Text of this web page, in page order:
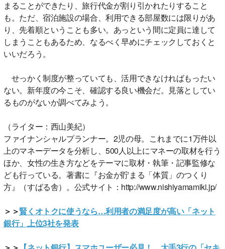
まることができたり、旅行代金が割り引かれたりすること
も。ただ、宿泊施設の場合、利用できる部屋数には限りがあ
り、先着順ということも多い。あっという間に定員に達して
しまうこともあるため、なるべく早めにチェックしておくと
いいだろう。
せっかく制度が整っていても、活用できなければもったい
ない。新年度の今こそ、確認する良い機会だ。見落としてい
るものがないか調べてみよう。
（ライター：西山美紀）
ファイナンシャルプランナー。2児の母。これまでに1万件以
上のマネーデータを分析し、500人以上にマネーの取材を行う
ほか、女性の生き方などをテーマに取材・執筆・記事監修な
ども行っている。著書に『お金が貯まる「体質」のつくり
方』（すばる舎）。公式サイト：http://www.nishiyamamiki.jp/
＞＞賢くオトクに使うなら…利用者の満足度が高い「ネット
銀行」上位3社を発表